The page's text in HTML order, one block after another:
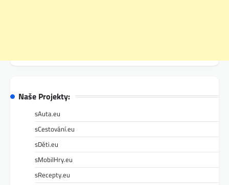
Naše Projekty:
sAuta.eu
sCestování.eu
sDěti.eu
sMobilHry.eu
sRecepty.eu